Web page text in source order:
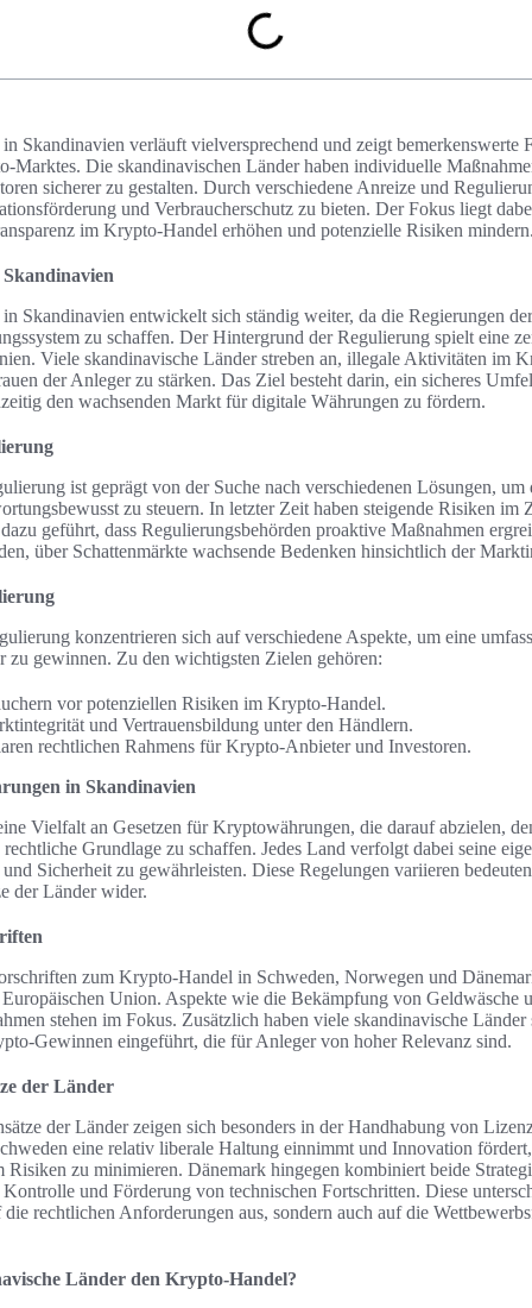
Skandinavien verläuft vielversprechend und zeigt bemerkenswerte
Marktes. Die skandinavischen Länder haben individuelle
sicherer zu gestalten. Durch verschiedene Anreize und
und Verbraucherschutz zu bieten. Der Fokus liegt
im Krypto-Handel erhöhen und potenzielle Risiken
Skandinavien entwickelt sich ständig weiter, da die Regierungen
zu schaffen. Der Hintergrund der Regulierung spielt eine
Viele skandinavische Länder streben an, illegale Aktivitäten im
der Anleger zu stärken. Das Ziel besteht darin, ein sicheres
den wachsenden Markt für digitale Währungen zu fördern.
ist geprägt von der Suche nach verschiedenen Lösungen, um
zu steuern. In letzter Zeit haben steigende Risiken im
geführt, dass Regulierungsbehörden proaktive Maßnahmen
über Schattenmärkte wachsende Bedenken hinsichtlich der
konzentrieren sich auf verschiedene Aspekte, um eine
zu gewinnen. Zu den wichtigsten Zielen gehören:
vor potenziellen Risiken im Krypto-Handel.
und Vertrauensbildung unter den Händlern.
rechtlichen Rahmens für Krypto-Anbieter und Investoren.
in Skandinavien
Vielfalt an Gesetzen für Kryptowährungen, die darauf abzielen,
Grundlage zu schaffen. Jedes Land verfolgt dabei seine
Sicherheit zu gewährleisten. Diese Regelungen variieren
der Länder wider.
zum Krypto-Handel in Schweden, Norwegen und
Union. Aspekte wie die Bekämpfung von Geldwäsche
stehen im Fokus. Zusätzlich haben viele skandinavische
Gewinnen eingeführt, die für Anleger von hoher Relevanz sind.
der Länder
der Länder zeigen sich besonders in der Handhabung von
eine relativ liberale Haltung einnimmt und Innovation
Risiken zu minimieren. Dänemark hingegen kombiniert beide
und Förderung von technischen Fortschritten. Diese
rechtlichen Anforderungen aus, sondern auch auf die
Länder den Krypto-Handel?